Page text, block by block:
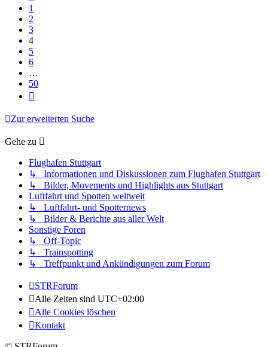
1
2
3
4
5
6
…
50
Zur erweiterten Suche
Gehe zu
Flughafen Stuttgart
↳ Informationen und Diskussionen zum Flughafen Stuttgart
↳ Bilder, Movements und Highlights aus Stuttgart
Luftfahrt und Spotten weltweit
↳ Luftfahrt- und Spotternews
↳ Bilder & Berichte aus aller Welt
Sonstige Foren
↳ Off-Topic
↳ Trainspotting
↳ Treffpunkt und Ankündigungen zum Forum
STRForum
Alle Zeiten sind UTC+02:00
Alle Cookies löschen
Kontakt